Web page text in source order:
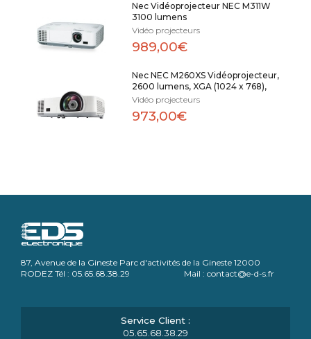
Nec Vidéoprojecteur NEC M311W
3100 lumens
Vidéo projecteurs
989,00€
Nec NEC M260XS Vidéoprojecteur,
2600 lumens, XGA (1024 x 768),
Vidéo projecteurs
973,00€
87, Avenue de la Gineste Parc d'activités de la Gineste 12000
RODEZ Tél : 05.65.68.38.29 Mail : contact@e-d-s.fr
05.65.68.38.29